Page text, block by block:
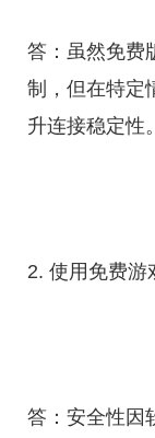
答：虽然免费
制，但在特定
升连接稳定性。
2. 使用免费游
答：安全性因